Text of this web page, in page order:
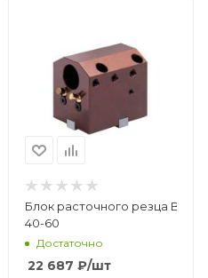
BMT55-
Блок расточного резца
40-60
Достаточно
22 687 ₽/шт